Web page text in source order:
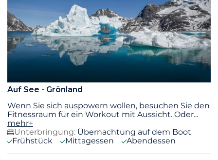
Auf See - Grönland
Wenn Sie sich auspowern wollen, besuchen Sie den
Fitnessraum für ein Workout mit Aussicht. Oder...
mehr+
Unterbringung: Übernachtung auf dem Boot
Frühstück
Mittagessen Abendessen